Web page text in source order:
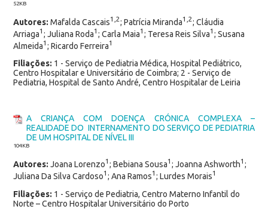
52KB
Autores: Mafalda Cascais1,2; Patrícia Miranda1,2; Cláudia
Arriaga1 ; Juliana Roda1 ; Carla Maia1 ; Teresa Reis Silva1 ; Susana
Almeida1 ; Ricardo Ferreira1
Filiações: 1 - Serviço de Pediatria Médica, Hospital Pediátrico,
Centro Hospitalar e Universitário de Coimbra; 2 - Serviço de
Pediatria, Hospital de Santo André, Centro Hospitalar de Leiria
A CRIANÇA COM DOENÇA CRÓNICA COMPLEXA –
REALIDADE DO INTERNAMENTO DO SERVIÇO DE PEDIATRIA
DE UM HOSPITAL DE NÍVEL III
104KB
Autores: Joana Lorenzo1 ; Bebiana Sousa1 ; Joanna Ashworth1 ;
Juliana Da Silva Cardoso1 ; Ana Ramos1 ; Lurdes Morais1
Filiações: 1 - Serviço de Pediatria, Centro Materno Infantil do
Norte – Centro Hospitalar Universitário do Porto